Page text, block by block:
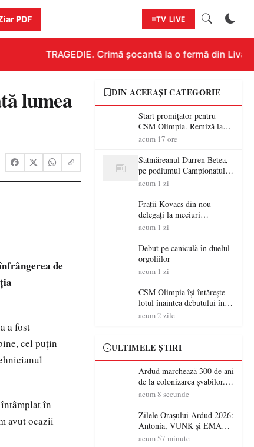
PDF TV LIVE
TRAGEDIE. Crimă șocantă la o fermă din
lumea
de
a fost
cel puțin
în
avut ocazii
DIN ACEEAȘI CATEGORIE
Start promițător pentru
CSM Olimpia. Remiză la
Dumbrăvița în debutul
acum 17 ore
Sătmăreanul Darren Betea,
pe podiumul Campionatului
European RMC CE, după
lui Kimi Räikkönen
acum 1 zi
Frații Kovacs din nou
delegați la meciuri
importante în Europa
acum 1 zi
Debut pe caniculă în duelul
orgoliilor
acum 1 zi
CSM Olimpia își întărește
lotul înaintea debutului în
Liga 2
acum 2 zile
ULTIMELE ȘTIRI
Ardud marchează 300 de ani
de la colonizarea șvabilor.
Jubileul va fi sărbătorit pe 8
acum 8 secunde
Zilele Orașului Ardud 2026:
Antonia, VUNK și EMAA
urcă pe scena Cetății Ardud.
acum 57 minute